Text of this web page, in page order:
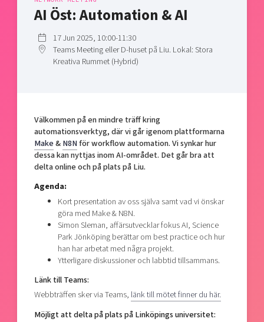
Shaping cities and regions
Bright East
Current offers and activities
Upscaling
Talent & skills
Startup & industry collaboration
Offers to boost your business
Funding opportunities
Our community of companies
Publications
Project toolbox
Reach out to us
AI Öst: Automation & AI
17 Jun 2025, 10:00-11:30
Teams Meeting eller D-huset på Liu. Lokal: Stora
Kreativa Rummet (Hybrid)
Välkommen på en mindre träff kring
automationsverktyg, där vi går igenom plattformarna
Make&N8Nför workflow automation. Vi synkar hur
dessa kan nyttjas inom AI-området. Det går bra att
delta online och på plats på Liu.
Agenda:
Kort presentation av oss själva samt vad vi önskar
göra med Make & N8N.
Simon Sleman, affärsutvecklar fokus AI, Science
Park Jönköping berättar om best practice och hur
han har arbetat med några projekt.
Ytterligare diskussioner och labbtid tillsammans.
Länk till Teams:
Webbträffen sker via Teams, länk till mötet finner du här.
Möjligt att delta på plats på Linköpings universitet: